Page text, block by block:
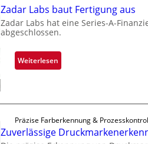
n
i
m
m
V
i
o
c
h
p
p
n
t
Ü
Zadar Labs baut Fertigung aus
Zadar Labs hat eine Series-A-
abgeschlossen.
Weiterlesen
Z
r
L
Präzise Farberkennung &
Zuverlässige